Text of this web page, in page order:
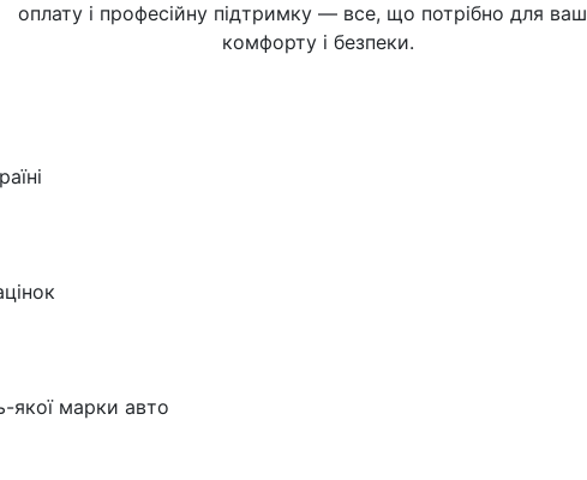
оплату і професійну підтримку — все, що потрібно для
комфорту і безпеки.
якої марки авто